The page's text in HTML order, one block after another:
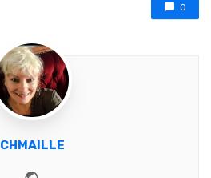
0
CHMAILLE